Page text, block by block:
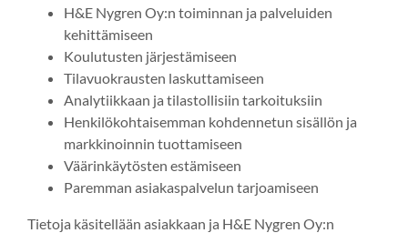
H&E Nygren Oy:n toiminnan ja palveluiden
kehittämiseen
Koulutusten järjestämiseen
Tilavuokrausten laskuttamiseen
Analytiikkaan ja tilastollisiin tarkoituksiin
Henkilökohtaisemman kohdennetun sisällön ja
markkinoinnin tuottamiseen
Väärinkäytösten estämiseen
Paremman asiakaspalvelun tarjoamiseen
Tietoja käsitellään asiakkaan ja H&E Nygren Oy:n